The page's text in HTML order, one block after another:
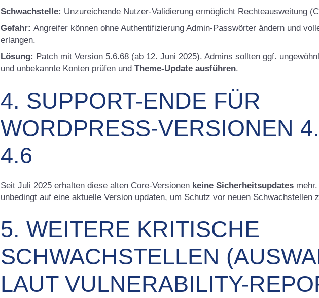
Schwachstelle: Unzureichende Nutzer-Validierung ermöglicht Rechteausweitung
Gefahr: Angreifer können ohne Authentifizierung Admin-Passwörter ändern und
erlangen.
Lösung: Patch mit Version 5.6.68 (ab 12. Juni 2025). Admins sollten ggf.
und unbekannte Konten prüfen und Theme-Update ausführen.
4. SUPPORT-ENDE FÜR
WORDPRESS-VERSIONEN
4.6
Seit Juli 2025 erhalten diese alten Core-Versionen keine Sicherheitsupdates
unbedingt auf eine aktuelle Version updaten, um Schutz vor neuen Schwachstellen
5. WEITERE KRITISCHE
SCHWACHSTELLEN
LAUT VULNERABILITY-